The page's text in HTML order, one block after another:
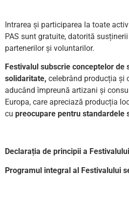
Intrarea și participarea la toate
PAS sunt gratuite, datorită
partenerilor și voluntarilor.
Festivalul subscrie conceptelor de
solidaritate, celebrând producția și
aducând împreună artizani și
Europa, care apreciază producția
cu preocupare pentru standardele
Declarația de principii a
Programul integral al Festivalului